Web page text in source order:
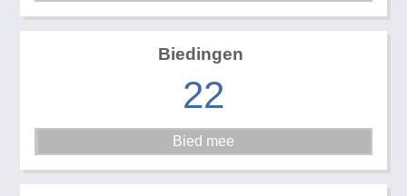
Biedingen
22